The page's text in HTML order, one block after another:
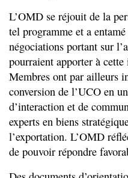
L’OMD se réjouit de la
tel programme et a
négociations portant sur
pourraient apporter à
Membres ont par ailleurs
conversion de l’UCO en
d’interaction et de
experts en biens
l’exportation. L’OMD
de pouvoir répondre